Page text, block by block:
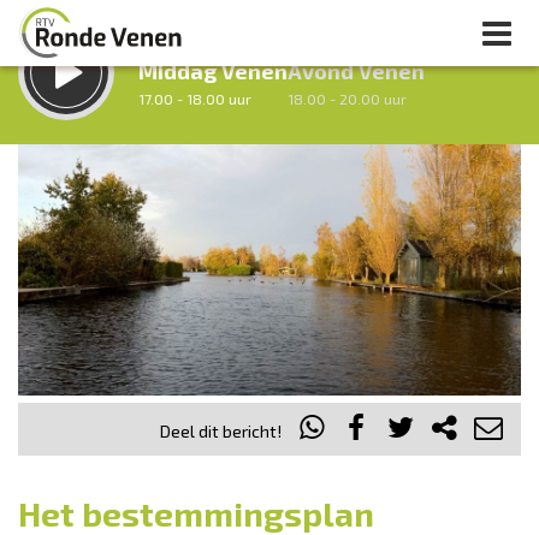
LUISTER LIVE:
Middag Venen
17.00 - 18.00 uur
Avond Venen
18.00 - 20.00 uur
Vorig uur Volgend uur
Inklappen
Deel dit bericht!
Het bestemmingsplan